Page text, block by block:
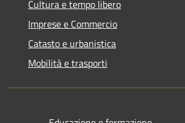
Cultura e tempo libero
Imprese e Commercio
Catasto e urbanistica
Mobilità e trasporti